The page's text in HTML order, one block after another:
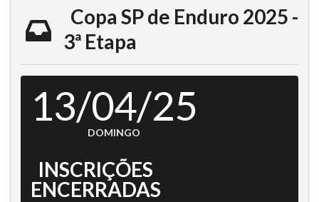
Copa SP de Enduro 2025 -
3ª Etapa
13/04/25
DOMINGO
INSCRIÇÕES
ENCERRADAS